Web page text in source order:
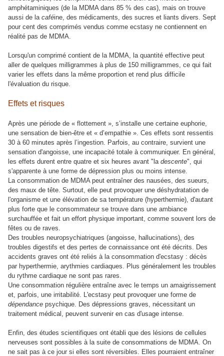
amphétaminiques (de la MDMA dans 85 % des cas), mais on trouve
aussi de la caféine, des médicaments, des sucres et liants divers. Sept
pour cent des comprimés vendus comme ecstasy ne contiennent en
réalité pas de MDMA.
Lorsqu'un comprimé contient de la MDMA, la quantité effective peut
aller de quelques milligrammes à plus de 150 milligrammes, ce qui fait
varier les effets dans la même proportion et rend plus difficile
l'évaluation du risque.
Effets et risques
Après une période de « flottement », s’installe une certaine euphorie,
une sensation de bien-être et « d’empathie ». Ces effets sont ressentis
30 à 60 minutes après l’ingestion. Parfois, au contraire, survient une
sensation d'angoisse, une incapacité totale à communiquer. En général,
les effets durent entre quatre et six heures avant "la descente", qui
s'apparente à une forme de dépression plus ou moins intense.
La consommation de MDMA peut entraîner des nausées, des sueurs,
des maux de tête. Surtout, elle peut provoquer une déshydratation de
l'organisme et une élévation de sa température (hyperthermie), d'autant
plus forte que le consommateur se trouve dans une ambiance
surchauffée et fait un effort physique important, comme souvent lors de
fêtes ou de raves.
Des troubles neuropsychiatriques (angoisse, hallucinations), des
troubles digestifs et des pertes de connaissance ont été décrits. Des
accidents graves ont été reliés à la consommation d'ecstasy : décès
par hyperthermie, arythmies cardiaques. Plus généralement les troubles
du rythme cardiaque ne sont pas rares.
Une consommation régulière entraîne avec le temps un amaigrissement
et, parfois, une irritabilité. L'ecstasy peut provoquer une forme de
dépendance psychique. Des dépressions graves, nécessitant un
traitement médical, peuvent survenir en cas d'usage intense.
Enfin, des études scientifiques ont établi que des lésions de cellules
nerveuses sont possibles à la suite de consommations de MDMA. On
ne sait pas à ce jour si elles sont réversibles. Elles pourraient entraîner